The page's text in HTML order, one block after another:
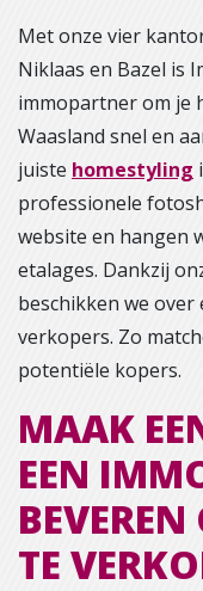
Met onze vier
Niklaas en Bazel is
immopartner om je
Waasland snel en
juiste homestyling
professionele
website en hangen
etalages. Dankzij
beschikken we
verkopers. Zo
potentiële kopers.
MAAK
EEN
TE